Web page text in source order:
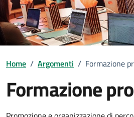
Home / Argomenti / Formazione
Formazione